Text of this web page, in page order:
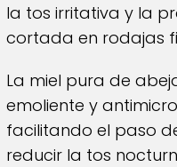
la tos irritativa y la
cortada en rodajas
La miel pura de
emoliente y
facilitando el paso
reducir la tos